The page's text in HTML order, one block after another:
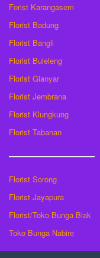
Forist Karangasem
Florist Badung
Florist Bangli
Florist Buleleng
Florist Gianyar
Florist Jembrana
Florist Klungkung
Florist Tabanan
Florist Sorong
Florist Jayapura
Florist/Toko Bunga Biak
Toko Bunga Nabire